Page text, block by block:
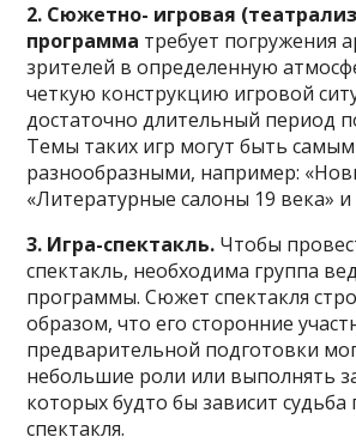
2. Сюжетно- игровая
программа требует погружения
зрителей в определенную
четкую конструкцию игровой
достаточно длительный период
Темы таких игр могут быть
разнообразными, например:
«Литературные салоны 19 века» и
3. Игра-спектакль. Чтобы
спектакль, необходима группа
программы. Сюжет спектакля
образом, что его сторонние
предварительной подготовки
небольшие роли или выполнять
которых будто бы зависит судьба
спектакля.